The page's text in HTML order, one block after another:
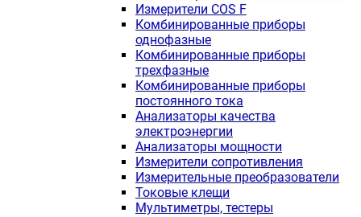
Измерители COS F
Комбинированные приборы
однофазные
Комбинированные приборы
трехфазные
Комбинированные приборы
постоянного тока
Анализаторы качества
электроэнергии
Анализаторы мощности
Измерители сопротивления
Измерительные преобразователи
Токовые клещи
Мультиметры, тестеры